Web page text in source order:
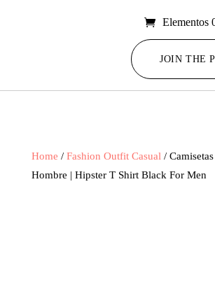
Elementos
JOIN THE
Home / Fashion Outfit Casual /
Hombre | Hipster T Shirt Black For Men